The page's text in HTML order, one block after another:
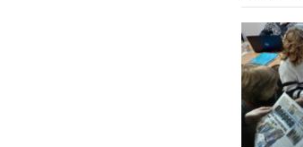
13:52
06 лип
13:46
06 лип